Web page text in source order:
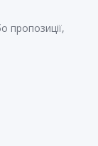
пропозиції,